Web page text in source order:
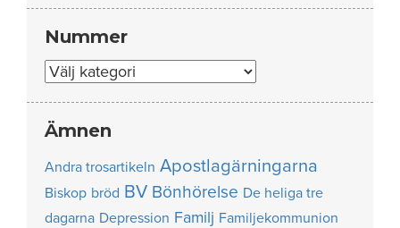
Nummer
Nummer
Ämnen
Andra trosartikeln Apostlagärningarna
Biskop bröd BV Bönhörelse De heliga tre
dagarna Depression Familj Familjekommunion